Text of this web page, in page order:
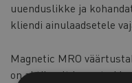
uuenduslikke ja
kliendi ainulaadsetele
Magnetic MRO
on aktiivselt kaasatud